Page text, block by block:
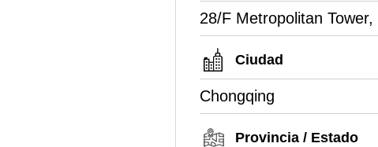
28/F Metropolitan
Ciudad
Chongqing
Provincia / Estado